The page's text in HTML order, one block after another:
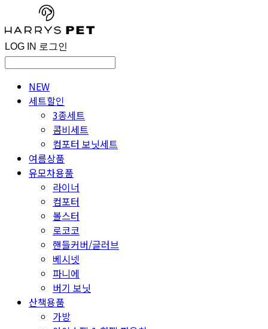
LOG IN 로그인
NEW
세트할인
3종세트
콤비세트
컴포터 보닛세트
여름상품
유모차용품
라이너
컴포터
볼스터
로코코
핸들커버/글러브
베시넷
파니에
버기 보닛
산책용품
가방